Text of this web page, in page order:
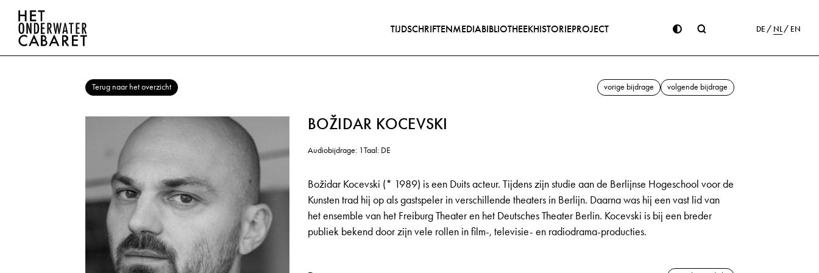
TIJDSCHRIFTENMEDIABIBLIOTHEEKHISTORIEPROJECT DE NL EN
Terug naar het overzicht vorige bijdrage volgende bijdrage
BOŽIDAR KOCEVSKI
Audiobijdrage: 1Taal: DE
Božidar Kocevski (* 1989) is een Duits acteur. Tijdens zijn studie aan de Berlijnse Hogeschool voor de
Kunsten trad hij op als gastspeler in verschillende theaters in Berlijn. Daarna was hij een vast lid van
het ensemble van het Freiburg Theater en het Deutsches Theater Berlin. Kocevski is bij een breder
publiek bekend door zijn vele rollen in film-, televisie- en radiodrama-producties.